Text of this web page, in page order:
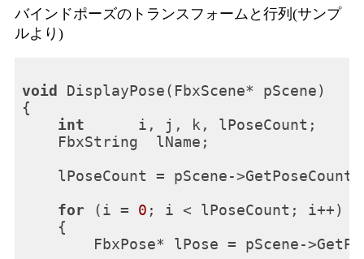
バインドポーズのトランスフォームと行列(サンプ
ルより)
void
DisplayPose(FbxScene* pScene)
{
int
      i, j, k, lPoseCount;
    FbxString  lName;
lPoseCount = pScene-
for (i = 0 ; i < lPoseCount; i++)
    {
FbxPose* lPose = pScene-